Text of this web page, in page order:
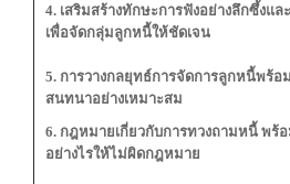
4. เสริมสร้างทักษะการฟังอย่างลึกซึ้งแ
เพื่อจัดกลุ่มลูกหนี้ให้ชัดเจน
5. การวางกลยุทธ์การจัดการลูกหนี้พร้อ
สนทนาอย่างเหมาะสม
6. กฎหมายเกี่ยวกับการทวงถามหนี้ พร้
อย่างไรให้ไม่ผิดกฎหมาย